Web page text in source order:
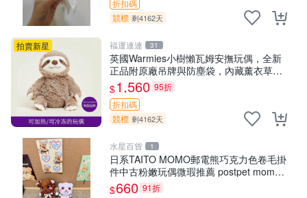
折扣碼
競標 剩4162天
拍賣新星 福運連連 31
英國Warmies小樹懶瓦姆安撫玩偶，全新
正品附原廠吊牌與防塵袋，內藏薰衣草可
加熱，適合各個年齡層，冷暖兩用享受抱
抱樂趣，不容錯過嚴選好物 溫暖 冷感
$1,560 95折
折扣碼
競標 剩4162天
水星百貨 1
日系TAITO MOMO郵電熊巧克力色卷毛掛
件中古粉嫩玩偶微瑕推薦 postpet momo
郵電熊 中古玩偶
$660 91折